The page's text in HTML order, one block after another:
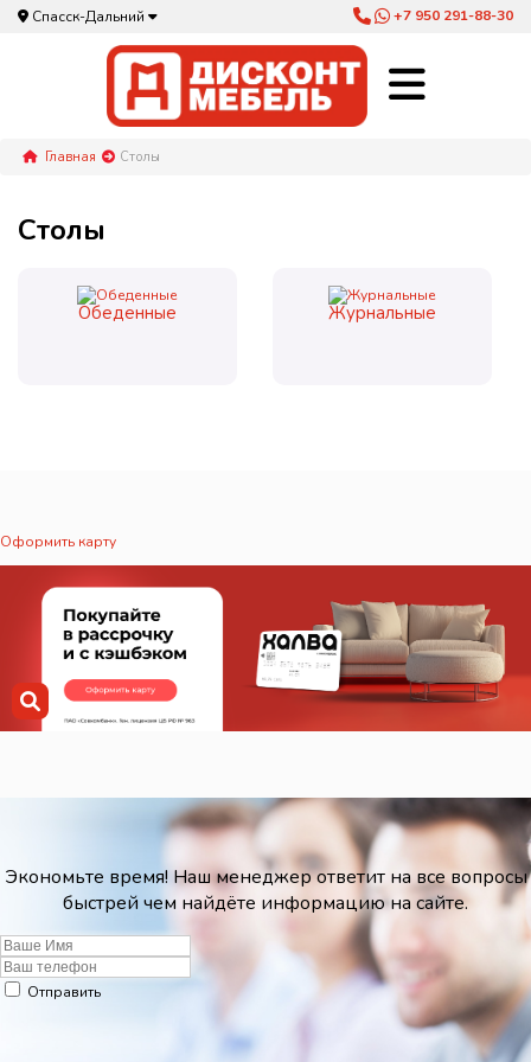
Спасск-Дальний +7 950 291-88-30
Главная Столы
Столы
Обеденные Журнальные
Оформить карту
Экономьте время! Наш менеджер ответит на все вопросы
быстрей чем найдёте информацию на сайте.
Отправить